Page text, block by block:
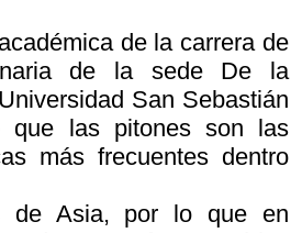
de la carrera de
de la sede De la
San Sebastián
que las pitones son las
más frecuentes dentro
de Asia, por lo que en